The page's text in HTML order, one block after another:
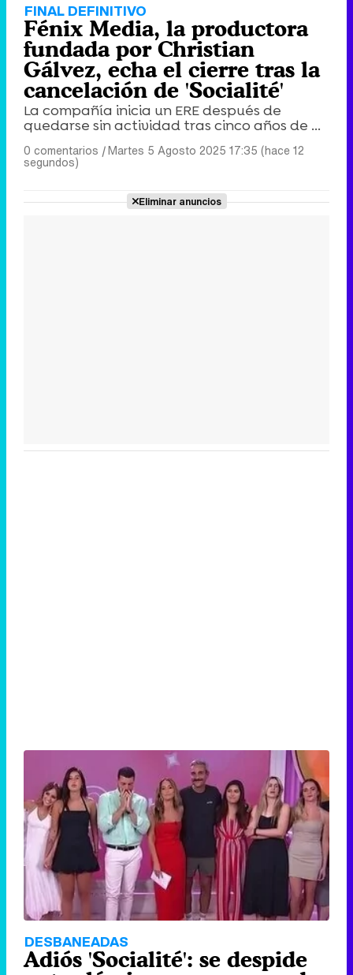
FINAL DEFINITIVO
Fénix Media, la productora
fundada por Christian
Gálvez, echa el cierre tras la
cancelación de 'Socialité'
La compañía inicia un ERE después de
quedarse sin actividad tras cinco años de ...
0 comentarios |Martes 5 Agosto 2025 17:35 (hace 12
segundos)
Eliminar anuncios
DESBANEADAS
Adiós 'Socialité': se despide